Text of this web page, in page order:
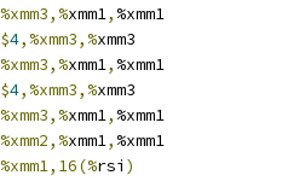
%xmm3,%xmm1, %xmm1
$4,%xmm3,%xmm3
%xmm3,%xmm1, %xmm1
$4,%xmm3,%xmm3
%xmm3,%xmm1, %xmm1
%xmm2,%xmm1, %xmm1
%xmm1,16(%rsi )